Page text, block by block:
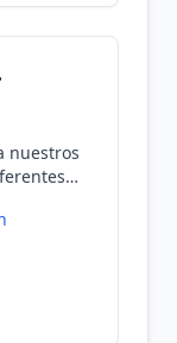
nuestros
de